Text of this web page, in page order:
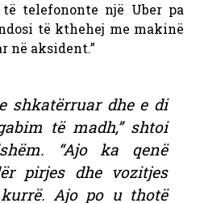
telefononte një Uber pa
të kthehej me makinë
në aksident.”
shkatërruar dhe e di
të madh,” shtoi
“Ajo ka qenë
pirjes dhe vozitjes
Ajo po u thotë